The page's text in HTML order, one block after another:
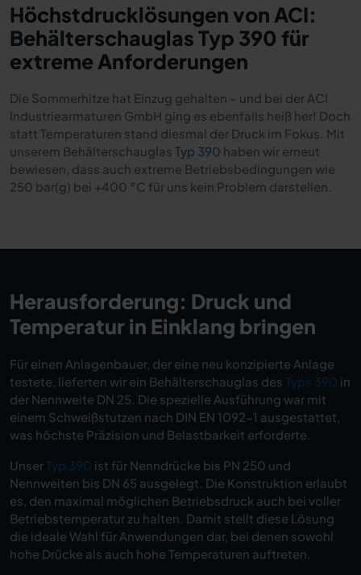
Höchstdrucklösungen von ACI:
Behälterschauglas Typ 390 für
extreme Anforderungen
Die Sommerhitze hat Einzug gehalten – und bei der ACI
Industriearmaturen GmbH ging es ebenfalls heiß her! Doch
statt Temperaturen stand diesmal der Druck im Fokus. Mit
unserem Behälterschauglas Typ 390 haben wir erneut
bewiesen, dass auch extreme Betriebsbedingungen wie
250 bar(g) bei +400 °C für uns kein Problem darstellen.
Herausforderung: Druck und
Temperatur in Einklang bringen
Für einen Anlagenbauer, der eine neu konzipierte Anlage
testete, lieferten wir ein Behälterschauglas des Typs 390 in
der Nennweite DN 25. Die spezielle Ausführung war mit
einem Schweißstutzen nach DIN EN 1092-1 ausgestattet,
was höchste Präzision und Belastbarkeit erforderte.
UnserTyp 390 ist für Nenndrücke bis PN 250 und
Nennweiten bis DN 65 ausgelegt. Die Konstruktion erlaubt
es, den maximal möglichen Betriebsdruck auch bei voller
Betriebstemperatur zu halten. Damit stellt diese Lösung
die ideale Wahl für Anwendungen dar, bei denen sowohl
hohe Drücke als auch hohe Temperaturen auftreten.